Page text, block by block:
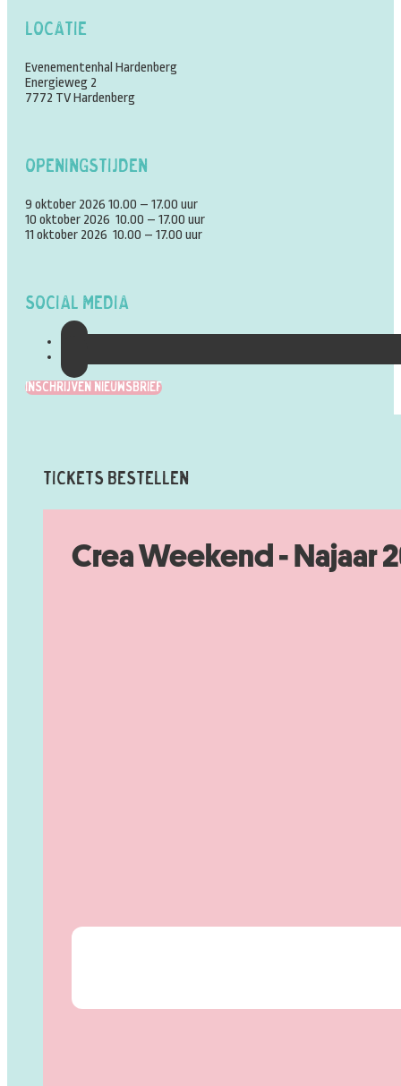
Locatie
Evenementenhal Hardenberg
Energieweg 2
7772 TV Hardenberg
Openingstijden
9 oktober 2026 10.00 – 17.00 uur
10 oktober 2026 10.00 – 17.00 uur
11 oktober 2026 10.00 – 17.00 uur
Social Media
Inschrijven Nieuwsbrief
Tickets Bestellen